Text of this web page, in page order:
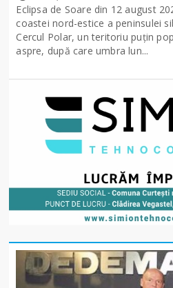
Eclipsa de Soare din 12 august
coastei nord-estice a peninsulei
Cercul Polar, un teritoriu puțin
aspre, după care umbra lun...